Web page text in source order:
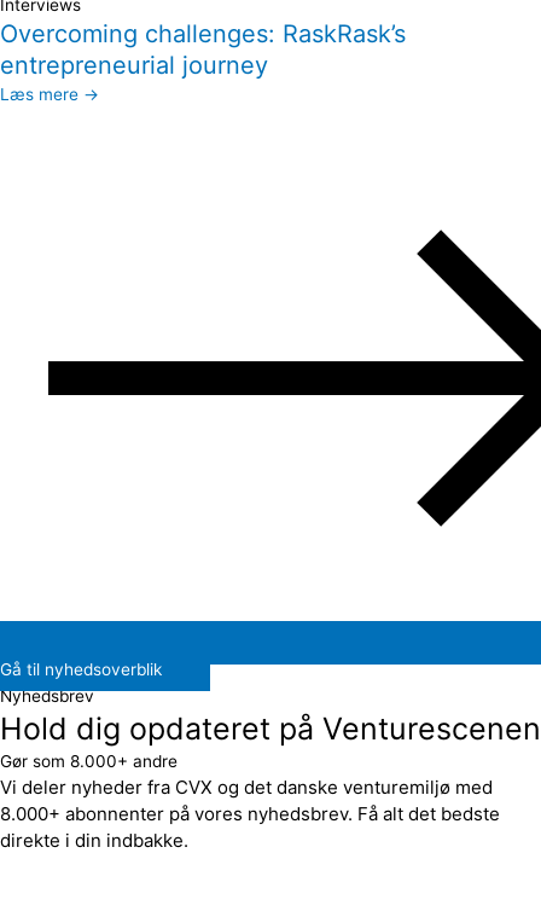
Interviews
Overcoming challenges: RaskRask’s
entrepreneurial journey
Læs mere →
Gå til nyhedsoverblik
Nyhedsbrev
Hold dig opdateret på Venturescenen
Gør som 8.000+ andre
Vi deler nyheder fra CVX og det danske venturemiljø med
8.000+ abonnenter på vores nyhedsbrev. Få alt det bedste
direkte i din indbakke.